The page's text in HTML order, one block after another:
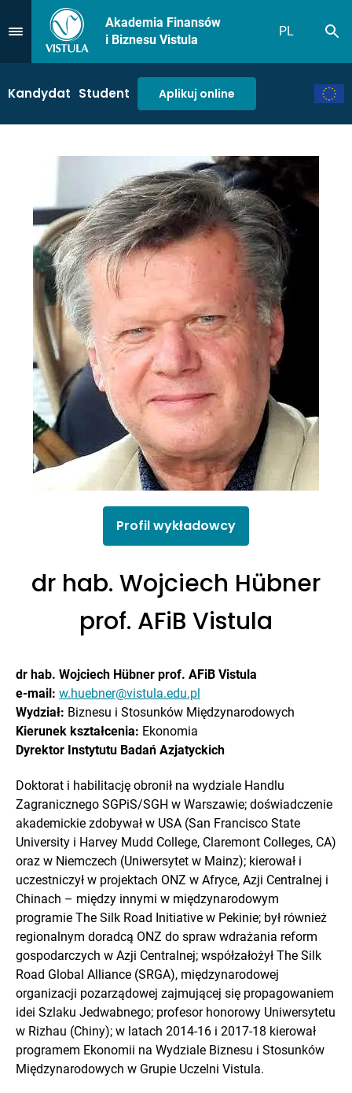
Przejdź do Menu
Akademia Finansów
i Biznesu Vistula
PL
Kandydat Student Aplikuj online
Profil wykładowcy
dr hab. Wojciech Hübner
prof. AFiB Vistula
dr hab. Wojciech Hübner prof. AFiB Vistula
e-mail: w.huebner@vistula.edu.pl
Wydział: Biznesu i Stosunków Międzynarodowych
Kierunek kształcenia: Ekonomia
Dyrektor Instytutu Badań Azjatyckich
Doktorat i habilitację obronił na wydziale Handlu
Zagranicznego SGPiS/SGH w Warszawie; doświadczenie
akademickie zdobywał w USA (San Francisco State
University i Harvey Mudd College, Claremont Colleges, CA)
oraz w Niemczech (Uniwersytet w Mainz); kierował i
uczestniczył w projektach ONZ w Afryce, Azji Centralnej i
Chinach – między innymi w międzynarodowym
programie The Silk Road Initiative w Pekinie; był również
regionalnym doradcą ONZ do spraw wdrażania reform
gospodarczych w Azji Centralnej; współzałożył The Silk
Road Global Alliance (SRGA), międzynarodowej
organizacji pozarządowej zajmującej się propagowaniem
idei Szlaku Jedwabnego; profesor honorowy Uniwersytetu
w Rizhau (Chiny); w latach 2014-16 i 2017-18 kierował
programem Ekonomii na Wydziale Biznesu i Stosunków
Międzynarodowych w Grupie Uczelni Vistula.